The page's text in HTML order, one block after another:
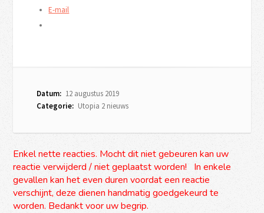
E-mail
Datum: 12 augustus 2019
Categorie: Utopia 2 nieuws
Enkel nette reacties. Mocht dit niet gebeuren kan uw
reactie verwijderd / niet geplaatst worden! In enkele
gevallen kan het even duren voordat een reactie
verschijnt, deze dienen handmatig goedgekeurd te
worden. Bedankt voor uw begrip.